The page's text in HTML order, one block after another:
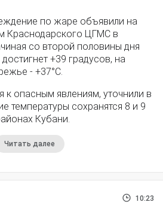
по жаре объявили на
Краснодарского ЦГМС в
со второй половины дня
+39 градусов, на
- +37°­С.
к опасным явлениям, уточнили в
температуры сохранятся 8 и 9
Кубани.
Читать далее
10:23